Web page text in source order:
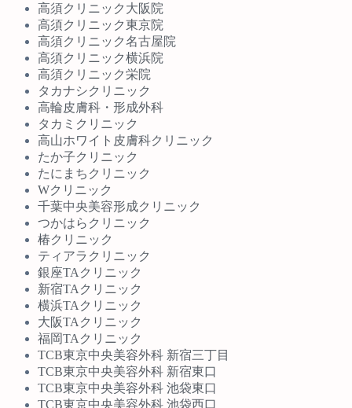
高須クリニック大阪院
高須クリニック東京院
高須クリニック名古屋院
高須クリニック横浜院
高須クリニック栄院
タカナシクリニック
高輪皮膚科・形成外科
タカミクリニック
高山ホワイト皮膚科クリニック
たか子クリニック
たにまちクリニック
Wクリニック
千葉中央美容形成クリニック
つかはらクリニック
椿クリニック
ティアラクリニック
銀座TAクリニック
新宿TAクリニック
横浜TAクリニック
大阪TAクリニック
福岡TAクリニック
TCB東京中央美容外科 新宿三丁目
TCB東京中央美容外科 新宿東口
TCB東京中央美容外科 池袋東口
TCB東京中央美容外科 池袋西口